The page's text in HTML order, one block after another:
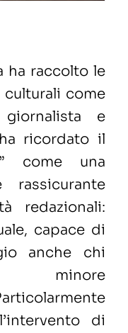
ha raccolto le
come
giornalista e
ricordato il
come una
rassicurante
redazionali:
capace di
anche chi
minore
di